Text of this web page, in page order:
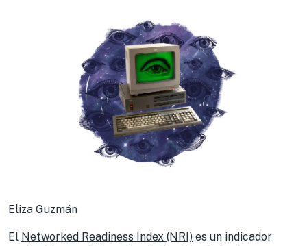
Eliza Guzmán
El Networked Readiness Index (NRI) es un indicador